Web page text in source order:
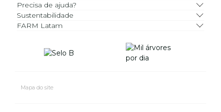
Precisa de ajuda?
Sustentabilidade
FARM Latam
Mapa do site